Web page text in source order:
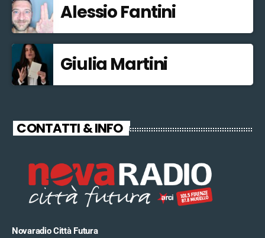
Alessio Fantini
Giulia Martini
CONTATTI & INFO
Novaradio Città Futura